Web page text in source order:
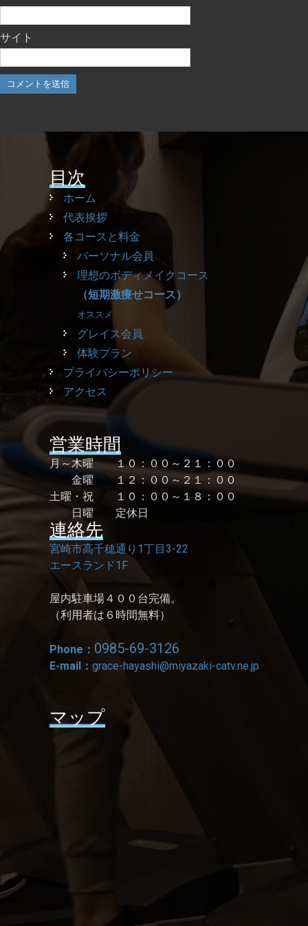
サイト
目次
ホーム
代表挨拶
各コースと料金
パーソナル会員
理想のボディメイクコース
（短期激痩せコース）
オススメ
グレイス会員
体験プラン
プライバシーポリシー
アクセス
営業時間
月～木曜 １０：００～２１：００
金曜 １２：００～２１：００
土曜・祝 １０：００～１８：００
日曜 定休日
連絡先
宮崎市高千穂通り1丁目3-22
エースランド1F
屋内駐車場４００台完備。
（利用者は６時間無料）
Phone： 0985-69-3126
E-mail： grace-hayashi@miyazaki-catv.ne.jp
マップ